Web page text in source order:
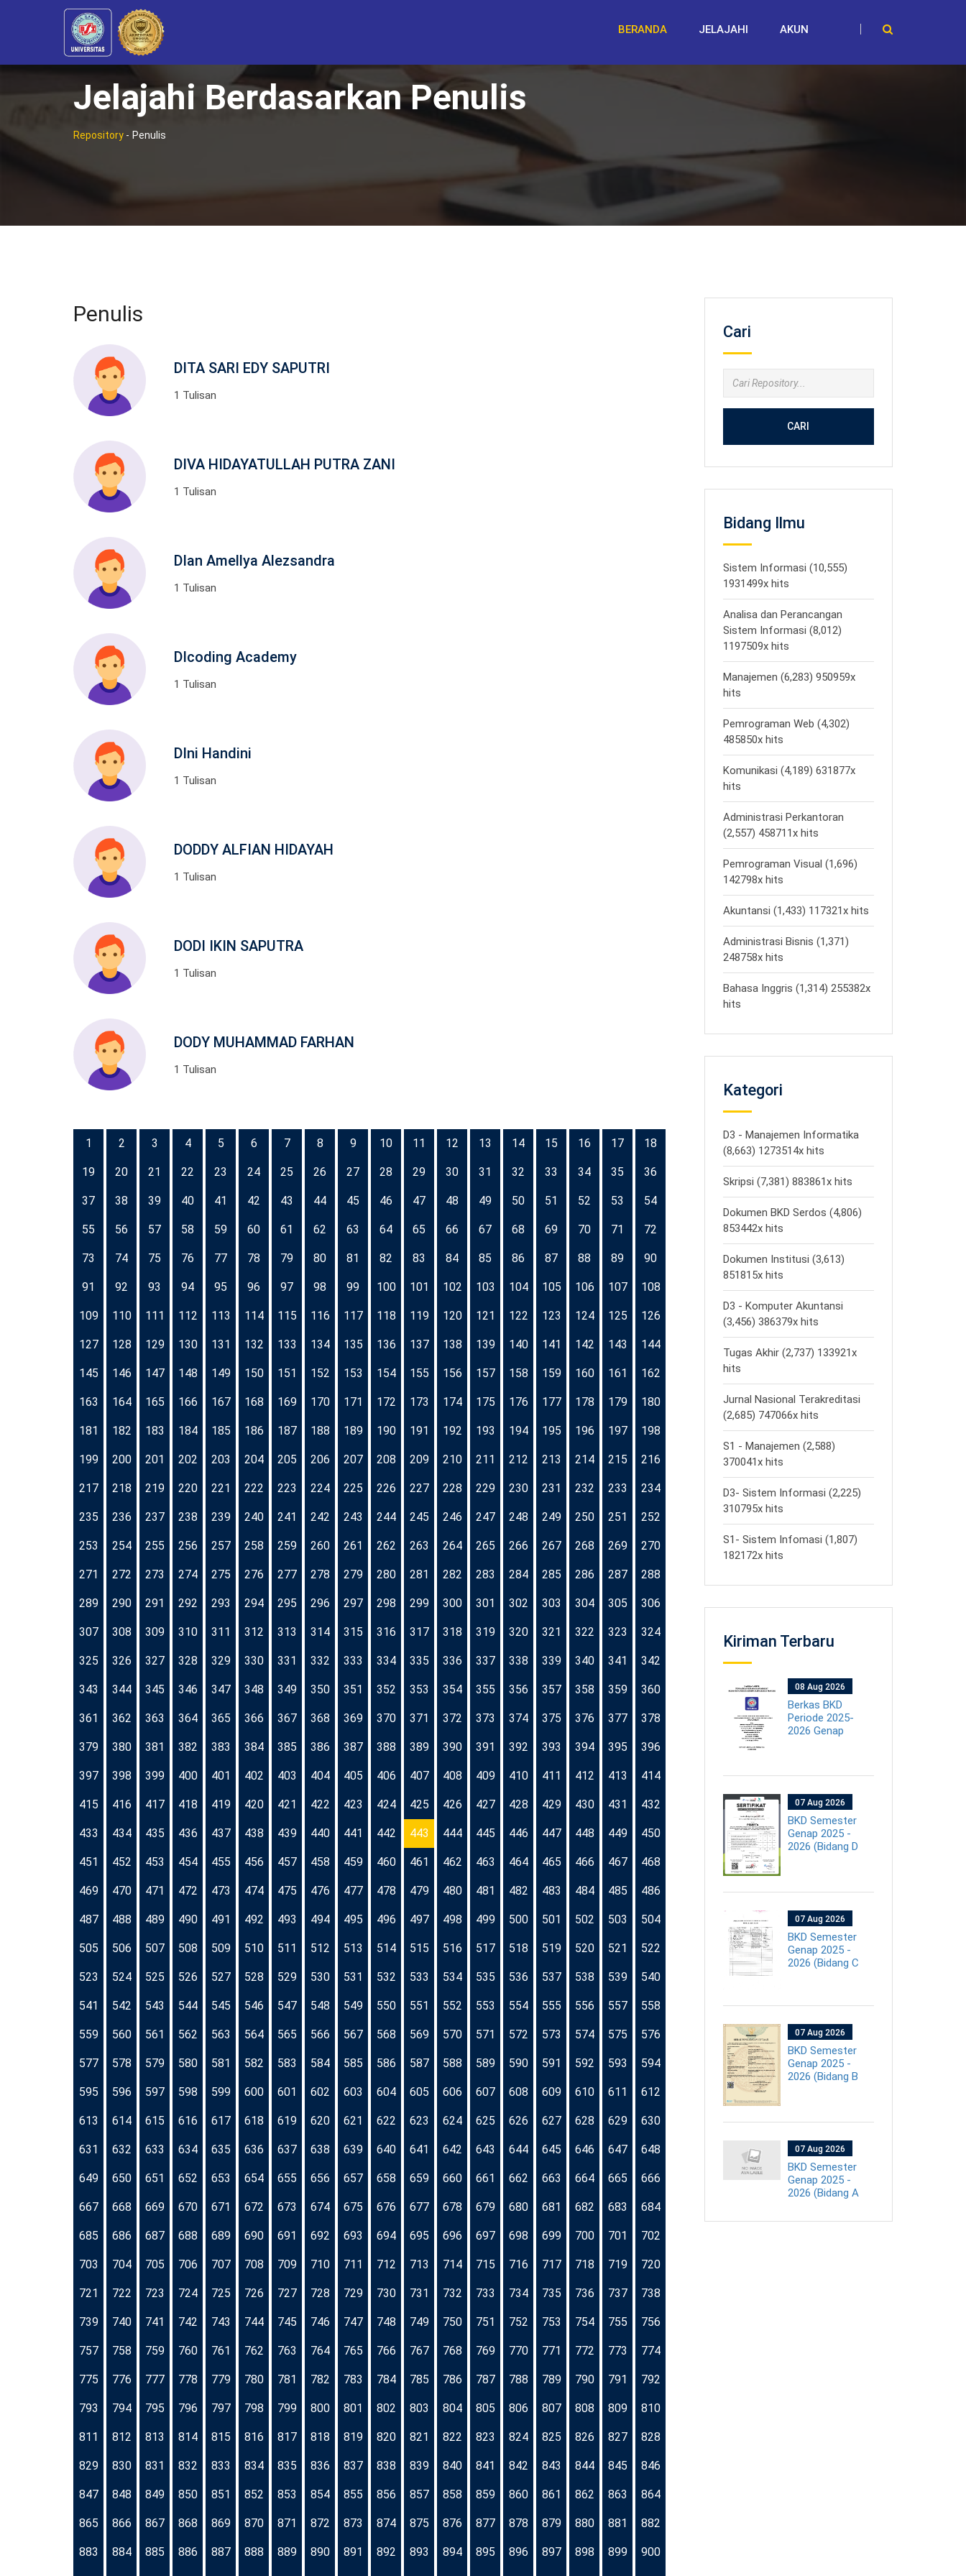
BERANDA JELAJAHI AKUN
Jelajahi Berdasarkan Penulis
Repository - Penulis
Penulis
DITA SARI EDY SAPUTRI
1 Tulisan
DIVA HIDAYATULLAH PUTRA ZANI
1 Tulisan
DIan Amellya Alezsandra
1 Tulisan
DIcoding Academy
1 Tulisan
DIni Handini
1 Tulisan
DODDY ALFIAN HIDAYAH
1 Tulisan
DODI IKIN SAPUTRA
1 Tulisan
DODY MUHAMMAD FARHAN
1 Tulisan
1 2 3 4 5 6 7 8 9 10 11 12 13 14 15 16 17 18
19 20 21 22 23 24 25 26 27 28 29 30 31 32 33 34 35 36
37 38 39 40 41 42 43 44 45 46 47 48 49 50 51 52 53 54
55 56 57 58 59 60 61 62 63 64 65 66 67 68 69 70 71 72
73 74 75 76 77 78 79 80 81 82 83 84 85 86 87 88 89 90
91 92 93 94 95 96 97 98 99 100 101 102 103 104 105 106 107 108
109 110 111 112 113 114 115 116 117 118 119 120 121 122 123 124 125 126
127 128 129 130 131 132 133 134 135 136 137 138 139 140 141 142 143 144
145 146 147 148 149 150 151 152 153 154 155 156 157 158 159 160 161 162
163 164 165 166 167 168 169 170 171 172 173 174 175 176 177 178 179 180
181 182 183 184 185 186 187 188 189 190 191 192 193 194 195 196 197 198
199 200 201 202 203 204 205 206 207 208 209 210 211 212 213 214 215 216
217 218 219 220 221 222 223 224 225 226 227 228 229 230 231 232 233 234
235 236 237 238 239 240 241 242 243 244 245 246 247 248 249 250 251 252
253 254 255 256 257 258 259 260 261 262 263 264 265 266 267 268 269 270
271 272 273 274 275 276 277 278 279 280 281 282 283 284 285 286 287 288
289 290 291 292 293 294 295 296 297 298 299 300 301 302 303 304 305 306
307 308 309 310 311 312 313 314 315 316 317 318 319 320 321 322 323 324
325 326 327 328 329 330 331 332 333 334 335 336 337 338 339 340 341 342
343 344 345 346 347 348 349 350 351 352 353 354 355 356 357 358 359 360
361 362 363 364 365 366 367 368 369 370 371 372 373 374 375 376 377 378
379 380 381 382 383 384 385 386 387 388 389 390 391 392 393 394 395 396
397 398 399 400 401 402 403 404 405 406 407 408 409 410 411 412 413 414
415 416 417 418 419 420 421 422 423 424 425 426 427 428 429 430 431 432
433 434 435 436 437 438 439 440 441 442 443 444 445 446 447 448 449 450
451 452 453 454 455 456 457 458 459 460 461 462 463 464 465 466 467 468
469 470 471 472 473 474 475 476 477 478 479 480 481 482 483 484 485 486
487 488 489 490 491 492 493 494 495 496 497 498 499 500 501 502 503 504
505 506 507 508 509 510 511 512 513 514 515 516 517 518 519 520 521 522
523 524 525 526 527 528 529 530 531 532 533 534 535 536 537 538 539 540
541 542 543 544 545 546 547 548 549 550 551 552 553 554 555 556 557 558
559 560 561 562 563 564 565 566 567 568 569 570 571 572 573 574 575 576
577 578 579 580 581 582 583 584 585 586 587 588 589 590 591 592 593 594
595 596 597 598 599 600 601 602 603 604 605 606 607 608 609 610 611 612
613 614 615 616 617 618 619 620 621 622 623 624 625 626 627 628 629 630
631 632 633 634 635 636 637 638 639 640 641 642 643 644 645 646 647 648
649 650 651 652 653 654 655 656 657 658 659 660 661 662 663 664 665 666
667 668 669 670 671 672 673 674 675 676 677 678 679 680 681 682 683 684
685 686 687 688 689 690 691 692 693 694 695 696 697 698 699 700 701 702
703 704 705 706 707 708 709 710 711 712 713 714 715 716 717 718 719 720
721 722 723 724 725 726 727 728 729 730 731 732 733 734 735 736 737 738
739 740 741 742 743 744 745 746 747 748 749 750 751 752 753 754 755 756
757 758 759 760 761 762 763 764 765 766 767 768 769 770 771 772 773 774
775 776 777 778 779 780 781 782 783 784 785 786 787 788 789 790 791 792
793 794 795 796 797 798 799 800 801 802 803 804 805 806 807 808 809 810
811 812 813 814 815 816 817 818 819 820 821 822 823 824 825 826 827 828
829 830 831 832 833 834 835 836 837 838 839 840 841 842 843 844 845 846
847 848 849 850 851 852 853 854 855 856 857 858 859 860 861 862 863 864
865 866 867 868 869 870 871 872 873 874 875 876 877 878 879 880 881 882
883 884 885 886 887 888 889 890 891 892 893 894 895 896 897 898 899 900
Cari
CARI
Bidang Ilmu
Sistem Informasi (10,555)
1931499x hits
Analisa dan Perancangan
Sistem Informasi (8,012)
1197509x hits
Manajemen (6,283) 950959x
hits
Pemrograman Web (4,302)
485850x hits
Komunikasi (4,189) 631877x
hits
Administrasi Perkantoran
(2,557) 458711x hits
Pemrograman Visual (1,696)
142798x hits
Akuntansi (1,433) 117321x hits
Administrasi Bisnis (1,371)
248758x hits
Bahasa Inggris (1,314) 255382x
hits
Kategori
D3 - Manajemen Informatika
(8,663) 1273514x hits
Skripsi (7,381) 883861x hits
Dokumen BKD Serdos (4,806)
853442x hits
Dokumen Institusi (3,613)
851815x hits
D3 - Komputer Akuntansi
(3,456) 386379x hits
Tugas Akhir (2,737) 133921x
hits
Jurnal Nasional Terakreditasi
(2,685) 747066x hits
S1 - Manajemen (2,588)
370041x hits
D3- Sistem Informasi (2,225)
310795x hits
S1- Sistem Infomasi (1,807)
182172x hits
Kiriman Terbaru
08 Aug 2026
Berkas BKD
Periode 2025-
2026 Genap
07 Aug 2026
BKD Semester
Genap 2025 -
2026 (Bidang D
07 Aug 2026
BKD Semester
Genap 2025 -
2026 (Bidang C
07 Aug 2026
BKD Semester
Genap 2025 -
2026 (Bidang B
07 Aug 2026
BKD Semester
Genap 2025 -
2026 (Bidang A